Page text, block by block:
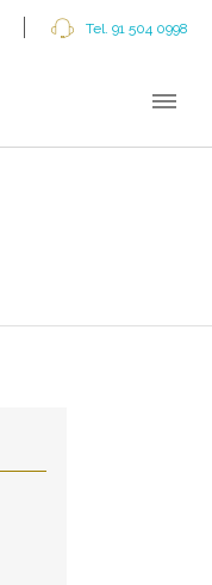
Tel. 91 504 0998